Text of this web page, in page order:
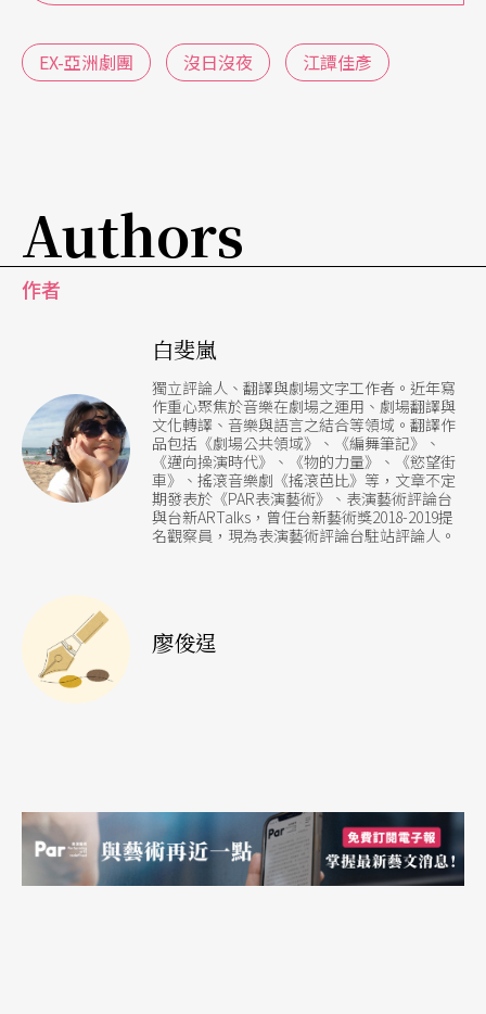
日沒夜」地工作著，服侍著兩位君王，他難道不會
翻了強權的革命並不像歷史課本中記載的一樣容
易。人們往往面臨了許多關鍵的選擇，若是挺身而
出的後果是失去生命，失去照顧妻兒雙親的機會，
甚至讓身旁的朋友們遭受加倍的壓迫，那麼選擇沉
會有軟弱的時候嗎？反抗，只靠衝動能成功嗎？他
的家人，又是憑著怎樣的信念才願意送心愛的人赴
死亡的邀約？這些問題，也許在古老傳說中不曾提
到，卻在排戲的過程中一一浮現。
的文化上，創造出屬於當代的射日傳說。戲劇的結
尾，失去太陽的世界陷入黑暗與混沌之中，驚惶失
說總是需要一個英雄強權，直到今日我們的社會也
始終擺脫不了統治者與人民的上對下權力結構，但
EX-亞洲劇團 沒日沒夜 江譚佳彥
Authors
作者
白斐嵐
獨立評論人、翻譯與劇場文字工作者。近年寫
作重心聚焦於音樂在劇場之運用、劇場翻譯與
文化轉譯、音樂與語言之結合等領域。翻譯作
品包括《劇場公共領域》、《編舞筆記》、
《邁向操演時代》、《物的力量》、《慾望街
車》、搖滾音樂劇《搖滾芭比》等，文章不定
期發表於《PAR表演藝術》、表演藝術評論台
與台新ARTalks，曾任台新藝術獎2018-2019提
名觀察員，現為表演藝術評論台駐站評論人。
廖俊逞